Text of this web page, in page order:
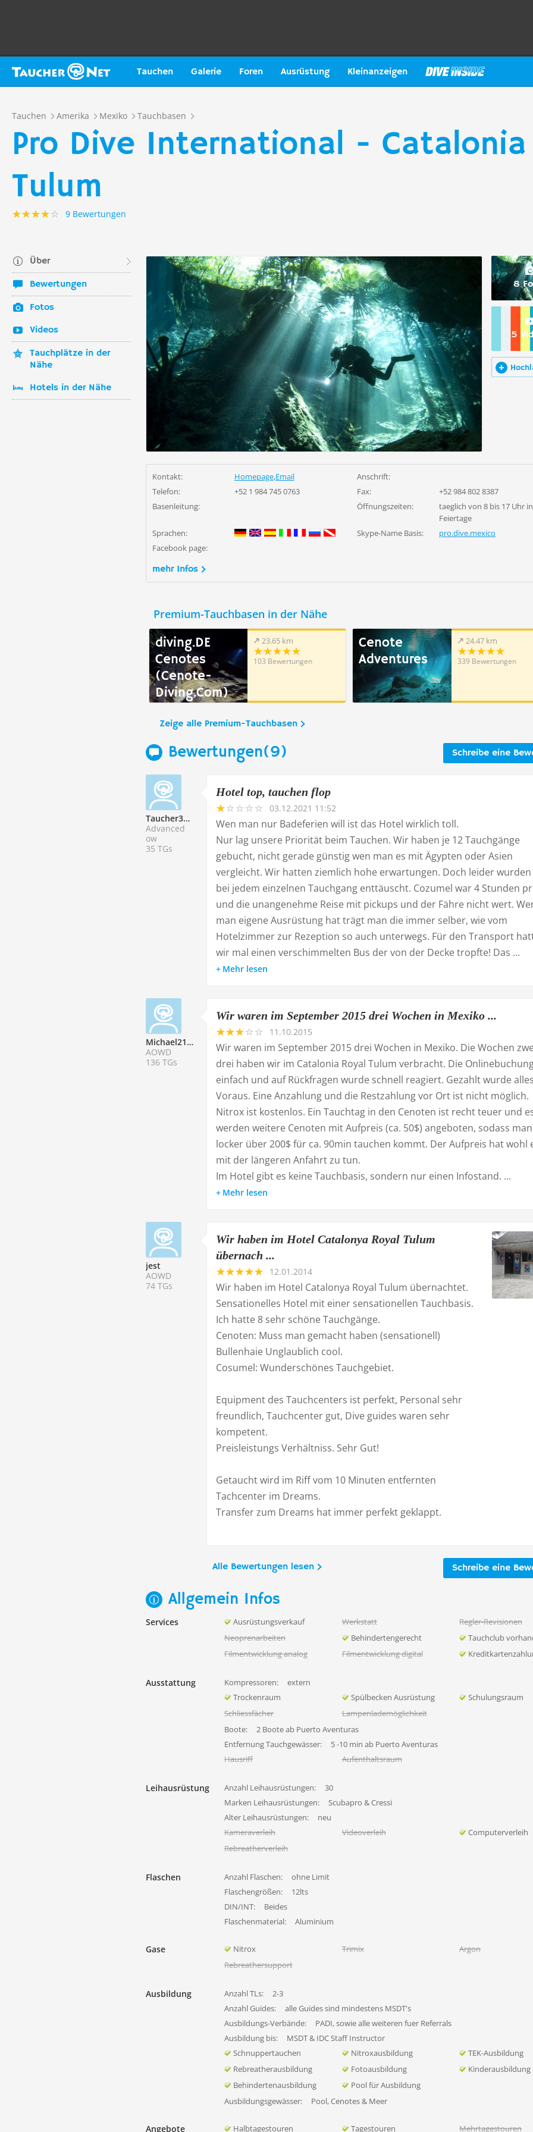
Tauchen Galerie Foren Ausrüstung Kleinanzeigen
Tauchen Amerika Mexiko Tauchbasen
Pro Dive International - Catalonia
Tulum
9 Bewertungen
Über
Bewertungen
Fotos
Videos
Tauchplätze in der
Nähe
Hotels in der Nähe
8
5
Kontakt: Homepage,Email
Anschrift:
Telefon:
+52 1 984 745 0763 Fax:
+52 984 802 8387
Basenleitung:
Öffnungszeiten:
taeglich von 8 bis 17 Uhr
Feiertage
Sprachen:
Skype-Name Basis:
pro.dive.mexico
Facebook page:
mehr Infos
Premium-Tauchbasen in der Nähe
diving.DE
Cenotes
(Cenote-
Diving.Com)
23.65 km
103 Bewertungen
Cenote
Adventures
24.47 km
339 Bewertungen
Zeige alle Premium-Tauchbasen
Schreibe eine
Bewertungen(9)
Taucher332918
Advanced
ow
35 TGs
Hotel top, tauchen flop
03.12.2021 11:52
Wen man nur Badeferien will ist das Hotel wirklich toll.
Nur lag unsere Priorität beim Tauchen. Wir haben je 12 Tauchgänge
gebucht, nicht gerade günstig wen man es mit Ägypten oder Asien
vergleicht. Wir hatten ziemlich hohe erwartungen. Doch leider
bei jedem einzelnen Tauchgang enttäuscht. Cozumel war 4 Stunden
und die unangenehme Reise mit pickups und der Fähre nicht wert.
man eigene Ausrüstung hat trägt man die immer selber, wie vom
Hotelzimmer zur Rezeption so auch unterwegs. Für den Transport
wir mal einen verschimmelten Bus der von der Decke tropfte! Das ...
Mehr lesen
Michael218389
AOWD
136 TGs
Wir waren im September 2015 drei Wochen in Mexiko ...
11.10.2015
Wir waren im September 2015 drei Wochen in Mexiko. Die Wochen
drei haben wir im Catalonia Royal Tulum verbracht. Die
einfach und auf Rückfragen wurde schnell reagiert. Gezahlt wurde
Voraus. Eine Anzahlung und die Restzahlung vor Ort ist nicht möglich.
Nitrox ist kostenlos. Ein Tauchtag in den Cenoten ist recht teuer und
werden weitere Cenoten mit Aufpreis (ca. 50$) angeboten, sodass man
locker über 200$ für ca. 90min tauchen kommt. Der Aufpreis hat wohl
mit der längeren Anfahrt zu tun.
Im Hotel gibt es keine Tauchbasis, sondern nur einen Infostand. ...
Mehr lesen
jest
AOWD
74 TGs
Wir haben im Hotel Catalonya Royal Tulum
übernach ...
12.01.2014
Wir haben im Hotel Catalonya Royal Tulum übernachtet.
Sensationelles Hotel mit einer sensationellen Tauchbasis.
Ich hatte 8 sehr schöne Tauchgänge.
Cenoten: Muss man gemacht haben (sensationell)
Bullenhaie Unglaublich cool.
Cosumel: Wunderschönes Tauchgebiet.
Equipment des Tauchcenters ist perfekt, Personal sehr
freundlich, Tauchcenter gut, Dive guides waren sehr
kompetent.
Preisleistungs Verhältniss. Sehr Gut!
Getaucht wird im Riff vom 10 Minuten entfernten
Tachcenter im Dreams.
Transfer zum Dreams hat immer perfekt geklappt.
Schreibe eine
Alle Bewertungen lesen
Allgemein Infos
Services Ausrüstungsverkauf Werkstatt
Regler-Revisionen
Neoprenarbeiten
Behindertengerecht
Tauchclub
Filmentwicklung analog
Filmentwicklung digital
Ausstattung Kompressoren:
extern
Trockenraum
Spülbecken Ausrüstung
Schulungsraum
Schliessfächer
Lampenlademöglichkeit
Boote:
2 Boote ab Puerto Aventuras
Entfernung Tauchgewässer:
5 -10 min ab Puerto Aventuras
Hausriff
Aufenthaltsraum
Leihausrüstung Anzahl Leihausrüstungen:
30
Marken Leihausrüstungen:
Scubapro & Cressi
Alter Leihausrüstungen:
neu
Kameraverleih
Videoverleih
Computerverleih
Rebreatherverleih
Flaschen Anzahl Flaschen:
ohne Limit
Flaschengrößen:
12lts
DIN/INT:
Beides
Flaschenmaterial:
Aluminium
Gase Nitrox Trimix
Argon
Rebreathersupport
Ausbildung Anzahl TLs:
2-3
Anzahl Guides:
alle Guides sind mindestens MSDT's
Ausbildungs-Verbände:
PADI, sowie alle weiteren fuer Referrals
Ausbildung bis:
MSDT & IDC Staff Instructor
Schnuppertauchen
Nitroxausbildung
TEK-Ausbildung
Rebreatherausbildung
Fotoausbildung
Kinderausbildung
Behindertenausbildung
Pool für Ausbildung
Ausbildungsgewässer:
Pool, Cenotes & Meer
Angebote Halbtagestouren Tagestouren Mehrtagestouren